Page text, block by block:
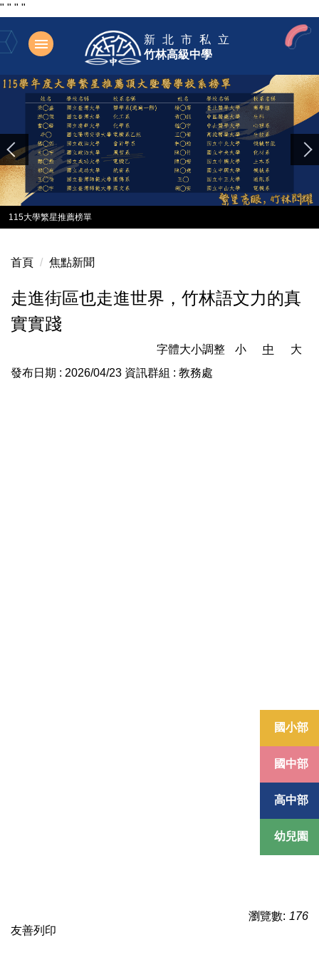
" " " "
跳
到
要
新北市私立
竹林高級中學
國小部
國中部
高中部
幼兒園
115大學繁星推薦榜單
首頁 焦點新聞
走進街區也走進世界，竹林語文力的真
實實踐
字體大小調整 小 中
大
發布日期 : 2026/04/23 資訊群組 : 教務處
瀏覽數: 176
友善列印